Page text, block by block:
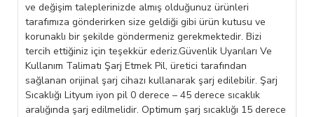
ve değişim taleplerinizde almış olduğunuz ürünleri
tarafımıza gönderirken size geldiği gibi ürün kutusu ve
korunaklı bir şekilde göndermeniz gerekmektedir. Bizi
tercih ettiğiniz için teşekkür ederiz.Güvenlik Uyarıları Ve
Kullanım Talimatı Şarj Etmek Pil, üretici tarafından
sağlanan orijinal şarj cihazı kullanarak şarj edilebilir. Şarj
Sıcaklığı Lityum iyon pil 0 derece – 45 derece sıcaklık
aralığında şarj edilmelidir. Optimum şarj sıcaklığı 15 derece